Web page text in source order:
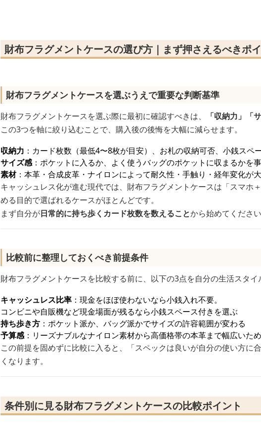
財布フラグメントケースの選び方｜まず押さえるべきポ
財布フラグメントケースを選ぶうえで重要な判断基準
財布フラグメントケースを選ぶ際に最初に確認すべきは、 「収納力」「
この3つを軸に絞り込むことで、購入後の後悔を大幅に減らせます。
収納力 ：カード枚数（最低4〜8枚が目安）、お札の収納可否、小銭スペ
サイズ感：ポケットに入るか、よく使うバッグのポケットに収まるかを
素材：本革・合成皮革・ナイロンによって耐久性・手触り・経年変化が
キャッシュレス化が進む現代では、財布フラグメントケースは「スマホ
める目的で選ばれるケースがほとんどです。
まず自分が日常的に持ち歩くカード枚数を数えることから始めてください
比較前に整理しておくべき前提条件
財布フラグメントケースを比較する前に、以下の3点を自分の生活スタイ
キャッシュレス比率 ：現金をほぼ使わないなら小銭入れ不要。
コンビニや自販機など現金場面が残るなら小銭スペース付きを選ぶ
持ち歩き方 ：ポケット派か、バッグ派かでサイズの許容範囲が変わる
予算感：リーズナブルなナイロン素材から高価格帯の本革まで幅広いた
この前提を固めずに比較に入ると、「スペックは良いが自分の使い方に
くなります。
条件別に見る財布フラグメントケースの比較ポイント